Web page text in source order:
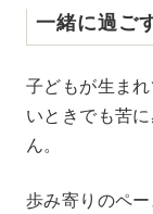
一緒に過ご
子どもが生ま
いときでも苦
ん。
歩み寄りのペ